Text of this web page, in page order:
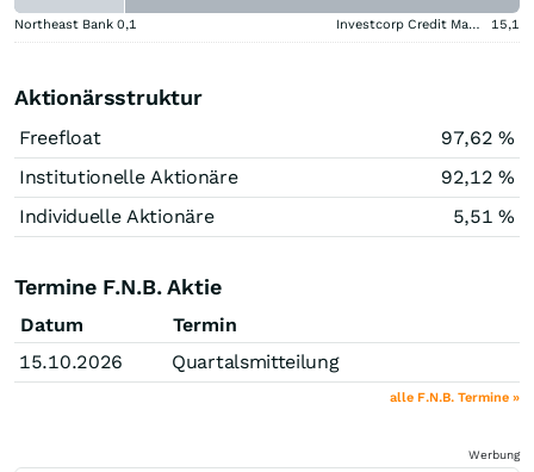
Northeast Bank 0,1 Investcorp Credit Management BDC 15,1
Aktionärsstruktur
Freefloat
97,62 %
Institutionelle Aktionäre
92,12 %
Individuelle Aktionäre
5,51 %
Termine F.N.B. Aktie
Datum
Termin
15.10.2026
Quartalsmitteilung
alle F.N.B. Termine »
Werbung